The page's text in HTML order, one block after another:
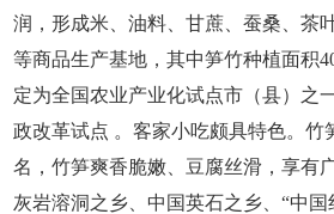
润，形成米、油料、甘蔗、蚕桑、茶
等商品生产基地，其中笋竹种植面积
定为全国农业产业化试点市（县）之
政改革试点 。客家小吃颇具特色。竹
名，竹笋爽香脆嫩、豆腐丝滑，享有
灰岩溶洞之乡、中国英石之乡、“中国